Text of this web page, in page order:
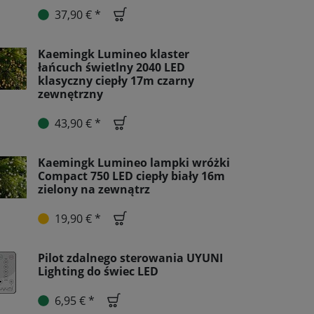
37,90 € *
Kaemingk Lumineo klaster
łańcuch świetlny 2040 LED
klasyczny ciepły 17m czarny
zewnętrzny
43,90 € *
Kaemingk Lumineo lampki wróżki
Compact 750 LED ciepły biały 16m
zielony na zewnątrz
19,90 € *
Pilot zdalnego sterowania UYUNI
Lighting do świec LED
6,95 € *